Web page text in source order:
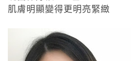
肌膚明顯變得更明亮緊緻